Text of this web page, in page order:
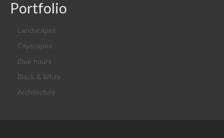
Portfolio
Landscapes
Cityscapes
Blue hours
Black & White
Architecture